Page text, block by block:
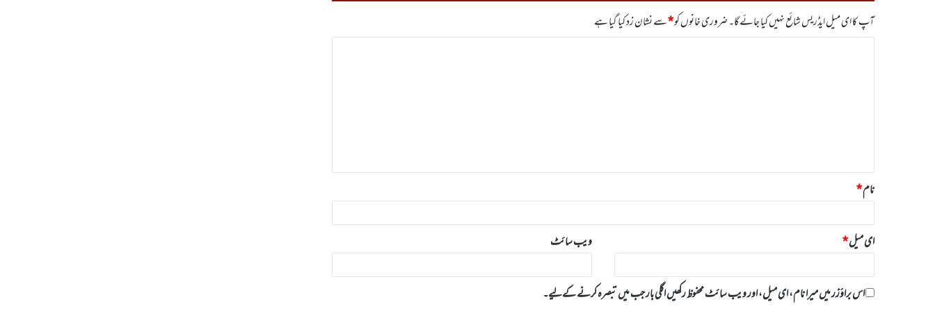
آپ کا ای میل ایڈریس شائع نہیں کیا جائے گا۔ضروری خانوں کو*سے نشان زد کیا گیا ہے
نام*
ای میل* ویب‌ سائٹ
اس براؤزر میں میرا نام، ای میل، اور ویب سائٹ محفوظ رکھیں اگلی بار جب میں تبصرہ کرنے کےلیے۔